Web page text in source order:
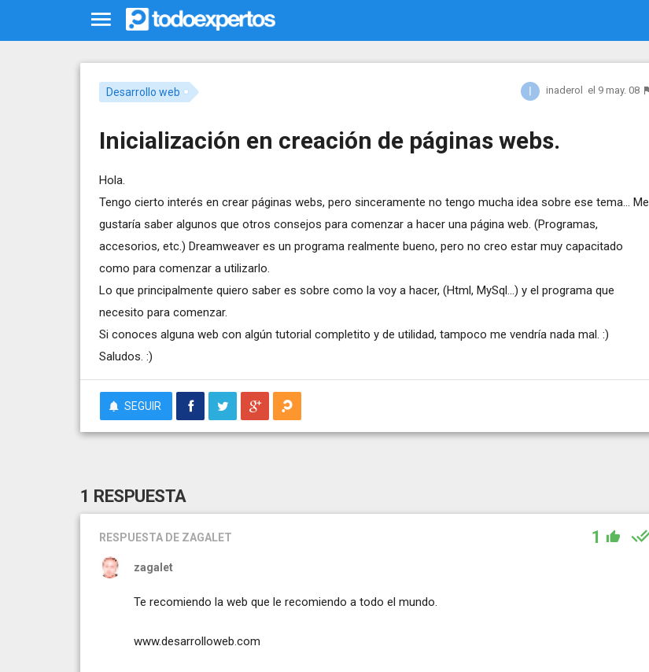
Desarrollo web inaderol el 9 may. 08
Inicialización en creación de páginas webs.
Hola.
Tengo cierto interés en crear páginas webs, pero sinceramente no tengo mucha idea sobre ese tema... Me
gustaría saber algunos que otros consejos para comenzar a hacer una página web. (Programas,
accesorios, etc.) Dreamweaver es un programa realmente bueno, pero no creo estar muy capacitado
como para comenzar a utilizarlo.
Lo que principalmente quiero saber es sobre como la voy a hacer, (Html, MySql...) y el programa que
necesito para comenzar.
Si conoces alguna web con algún tutorial completito y de utilidad, tampoco me vendría nada mal. :)
Saludos. :)
SEGUIR
1 RESPUESTA
RESPUESTA DE ZAGALET 1
zagalet
Te recomiendo la web que le recomiendo a todo el mundo.
www.desarrolloweb.com